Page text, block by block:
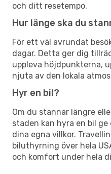
och ditt resetempo.
Hur länge ska du
För ett väl avrundat
dagar. Detta ger dig
uppleva höjdpunkterna,
njuta av den lokala
Hyr en bil?
Om du stannar längre
staden kan hyra en bil
dina egna villkor.
biluthyrning över hela
och komfort under hela